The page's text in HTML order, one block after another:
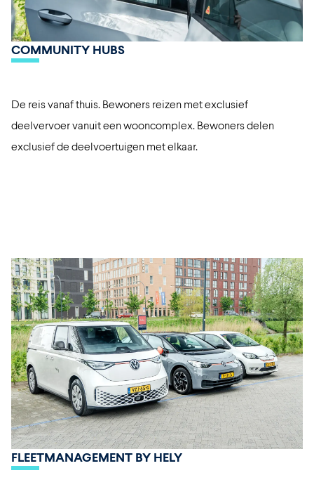
COMMUNITY HUBS
De reis vanaf thuis. Bewoners reizen met exclusief
deelvervoer vanuit een wooncomplex. Bewoners delen
exclusief de deelvoertuigen met elkaar.
FLEETMANAGEMENT BY HELY